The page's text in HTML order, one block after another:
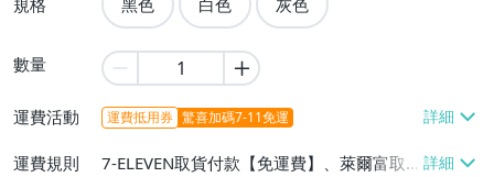
規格 黑色 白色 灰色
數量
運費活動 運費抵用券 驚喜加碼7-11免運
運費規則
7-ELEVEN取貨付款【免運費】、萊爾富取